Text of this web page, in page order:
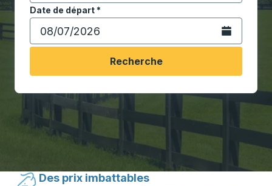
Date de départ*
Tapez la date au format date Barre oblique du mois à
Ouvrez le
Recherche
Voyager en toute simplicité avec
Des prix imbattables